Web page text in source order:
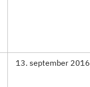
13. september 2016